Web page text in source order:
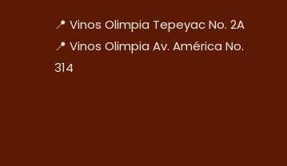
📍 Vinos Olimpia Tepeyac No. 2A
📍 Vinos Olimpia Av. América No.
314